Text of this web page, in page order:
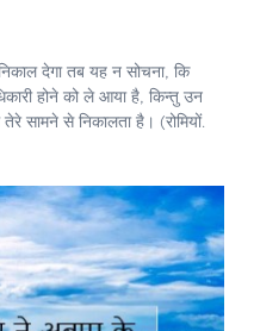
देगा तब यह न सोचना, कि
होने को ले आया है, किन्तु उन
सामने से निकालता है। (रोमियों.